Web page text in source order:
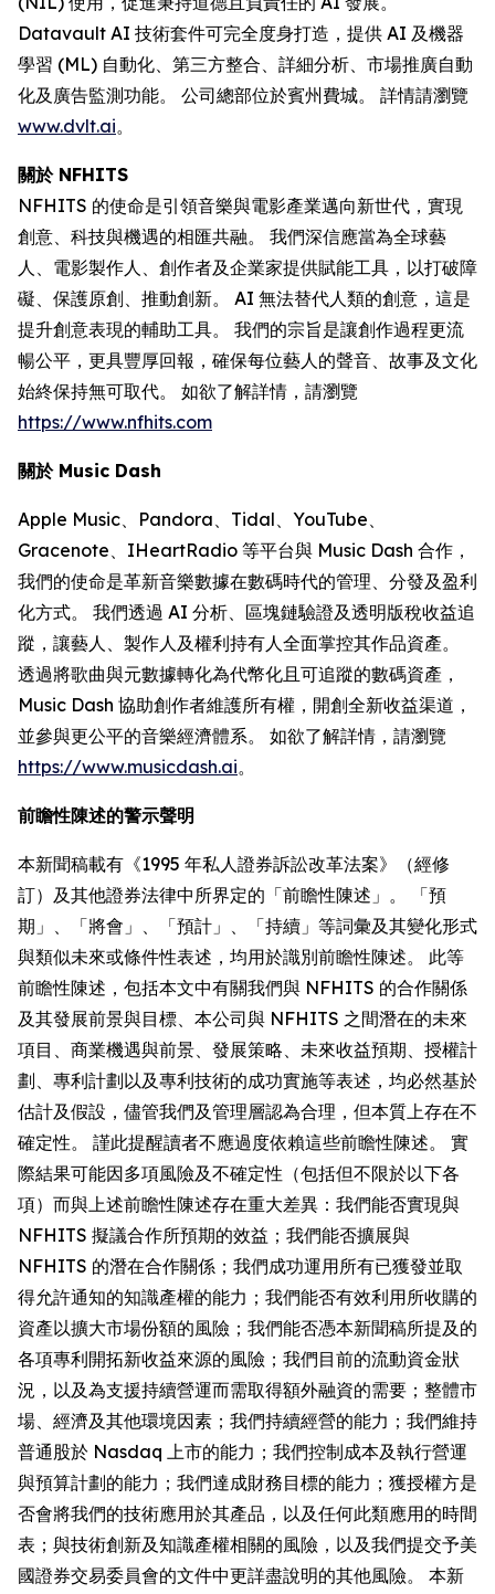
Datavault AI 技術套件可完全度身打造，提供 AI 及機器
學習 (ML) 自動化、第三方整合、詳細分析、市場推廣自動
化及廣告監測功能。 公司總部位於賓州費城。 詳情請瀏覽
www.dvlt.ai。
關於 NFHITS
NFHITS 的使命是引領音樂與電影產業邁向新世代，實現
創意、科技與機遇的相匯共融。 我們深信應當為全球藝
人、電影製作人、創作者及企業家提供賦能工具，以打破障
礙、保護原創、推動創新。 AI 無法替代人類的創意，這是
提升創意表現的輔助工具。 我們的宗旨是讓創作過程更流
暢公平，更具豐厚回報，確保每位藝人的聲音、故事及文化
始終保持無可取代。 如欲了解詳情，請瀏覽
https://www.nfhits.com
關於 Music Dash
Apple Music、Pandora、Tidal、YouTube、
Gracenote、IHeartRadio 等平台與 Music Dash 合作，
我們的使命是革新音樂數據在數碼時代的管理、分發及盈利
化方式。 我們透過 AI 分析、區塊鏈驗證及透明版稅收益追
蹤，讓藝人、製作人及權利持有人全面掌控其作品資產。
透過將歌曲與元數據轉化為代幣化且可追蹤的數碼資產，
Music Dash 協助創作者維護所有權，開創全新收益渠道，
並參與更公平的音樂經濟體系。 如欲了解詳情，請瀏覽
https://www.musicdash.ai。
前瞻性陳述的警示聲明
本新聞稿載有《1995 年私人證券訴訟改革法案》（經修
訂）及其他證券法律中所界定的「前瞻性陳述」。 「預
期」、「將會」、「預計」、「持續」等詞彙及其變化形式
與類似未來或條件性表述，均用於識別前瞻性陳述。 此等
前瞻性陳述，包括本文中有關我們與 NFHITS 的合作關係
及其發展前景與目標、本公司與 NFHITS 之間潛在的未來
項目、商業機遇與前景、發展策略、未來收益預期、授權計
劃、專利計劃以及專利技術的成功實施等表述，均必然基於
估計及假設，儘管我們及管理層認為合理，但本質上存在不
確定性。 謹此提醒讀者不應過度依賴這些前瞻性陳述。 實
際結果可能因多項風險及不確定性（包括但不限於以下各
項）而與上述前瞻性陳述存在重大差異：我們能否實現與
NFHITS 擬議合作所預期的效益；我們能否擴展與
NFHITS 的潛在合作關係；我們成功運用所有已獲發並取
得允許通知的知識產權的能力；我們能否有效利用所收購的
資產以擴大市場份額的風險；我們能否憑本新聞稿所提及的
各項專利開拓新收益來源的風險；我們目前的流動資金狀
況，以及為支援持續營運而需取得額外融資的需要；整體市
場、經濟及其他環境因素；我們持續經營的能力；我們維持
普通股於 Nasdaq 上市的能力；我們控制成本及執行營運
與預算計劃的能力；我們達成財務目標的能力；獲授權方是
否會將我們的技術應用於其產品，以及任何此類應用的時間
表；與技術創新及知識產權相關的風險，以及我們提交予美
國證券交易委員會的文件中更詳盡說明的其他風險。 本新